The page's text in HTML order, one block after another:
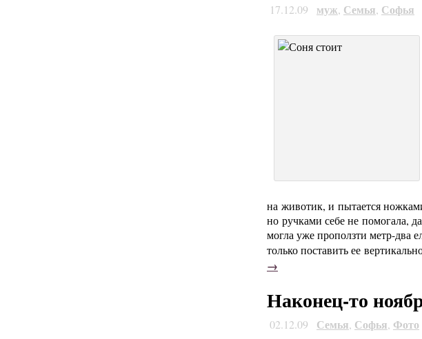
17.12.09 муж, Семья, Софья
на животик, и пытается
но ручками себе не помогала,
могла уже проползти метр-два
только поставить ее
→
Наконец-то
02.12.09 Семья, Софья, Фото